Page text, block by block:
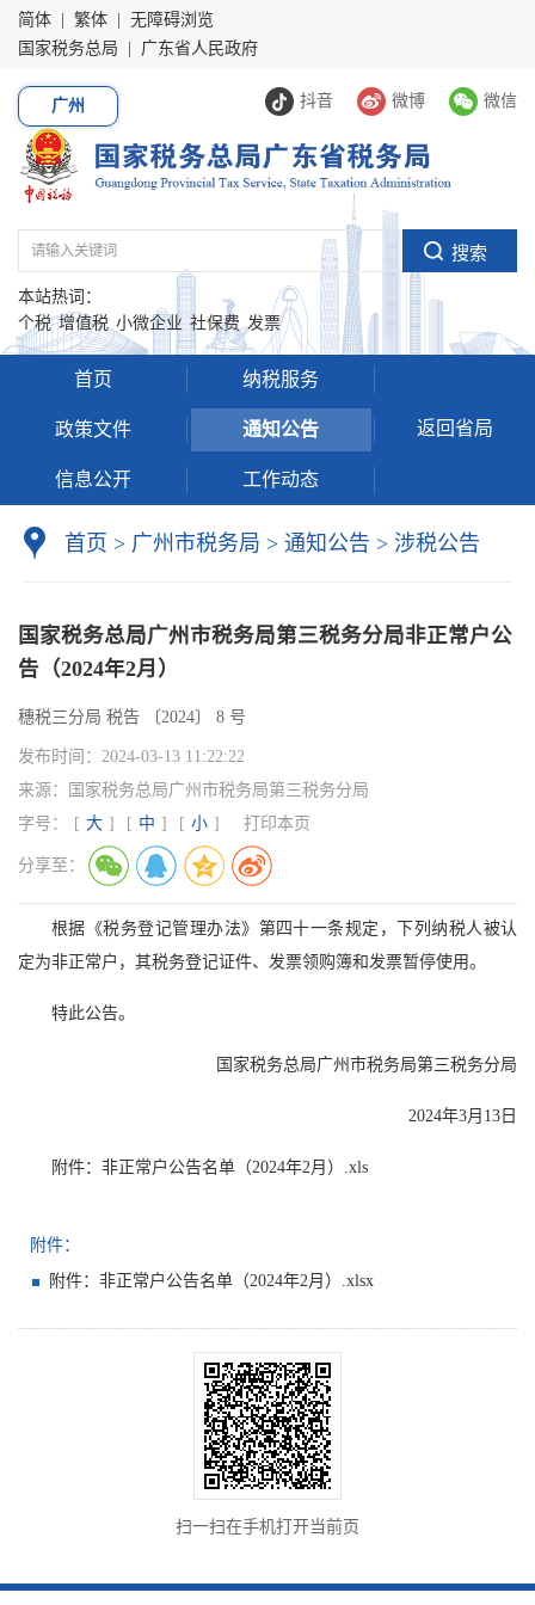
简体 繁体
无障碍浏览
国家税务总局
广东省人民政府
抖音 微博 微信
广州
本站热词：
个税 增值税 小微企业 社保费 发票
首页 纳税服务
政策文件 通知公告
信息公开 工作动态
返回省局
首页 > 广州市税务局 > 通知公告 > 涉税公告
国家税务总局广州市税务局第三税务分局非正常户公
告（2024年2月）
穗税三分局 税告 〔2024〕 8 号
发布时间： 2024-03-13 11:22:22
来源：
国家税务总局广州市税务局第三税务分局
字号：
[ 大 ] [ 中 ] [ 小 ] 打印本页
分享至：
根据《税务登记管理办法》第四十一条规定，下列纳税人被认
定为非正常户，其税务登记证件、发票领购簿和发票暂停使用。
特此公告。
国家税务总局广州市税务局第三税务分局
2024年3月13日
附件：非正常户公告名单（2024年2月）.xls
附件：
附件：非正常户公告名单（2024年2月）.xlsx
扫一扫在手机打开当前页